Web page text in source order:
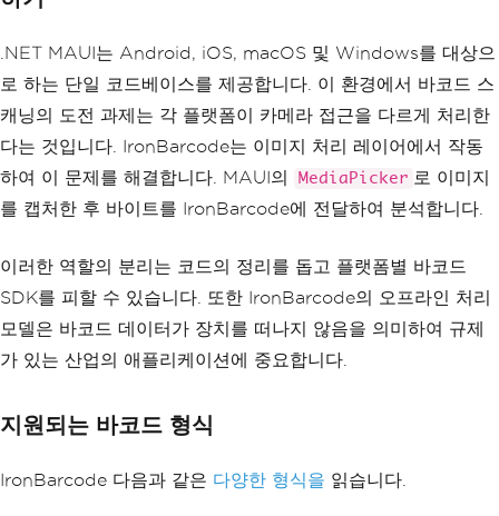
.NET MAUI는 Android, iOS, macOS 및 Windows를 대상으
로 하는 단일 코드베이스를 제공합니다. 이 환경에서 바코드 스
캐닝의 도전 과제는 각 플랫폼이 카메라 접근을 다르게 처리한
다는 것입니다. IronBarcode는 이미지 처리 레이어에서 작동
하여 이 문제를 해결합니다. MAUI의
MediaPicker 로 이미지
를 캡처한 후 바이트를 IronBarcode에 전달하여 분석합니다.
이러한 역할의 분리는 코드의 정리를 돕고 플랫폼별 바코드
SDK를 피할 수 있습니다. 또한 IronBarcode의 오프라인 처리
모델은 바코드 데이터가 장치를 떠나지 않음을 의미하여 규제
가 있는 산업의 애플리케이션에 중요합니다.
지원되는 바코드 형식
IronBarcode 다음과 같은 다양한 형식을 읽습니다.